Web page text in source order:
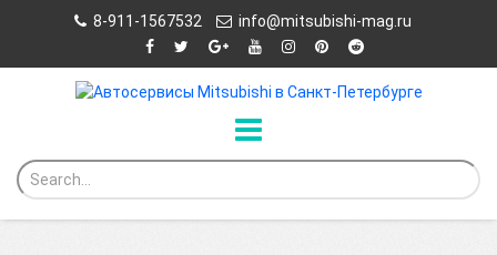
8-911-1567532 info@mitsubishi-mag.ru